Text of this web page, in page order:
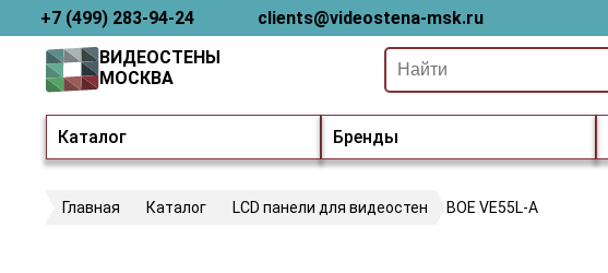
+7 (499) 283-94-24 clients@videostena-msk.ru
Каталог Бренды
ВИДЕОСТЕНЫ
МОСКВА
Главная Каталог LCD панели для видеостен BOE VE55L-A